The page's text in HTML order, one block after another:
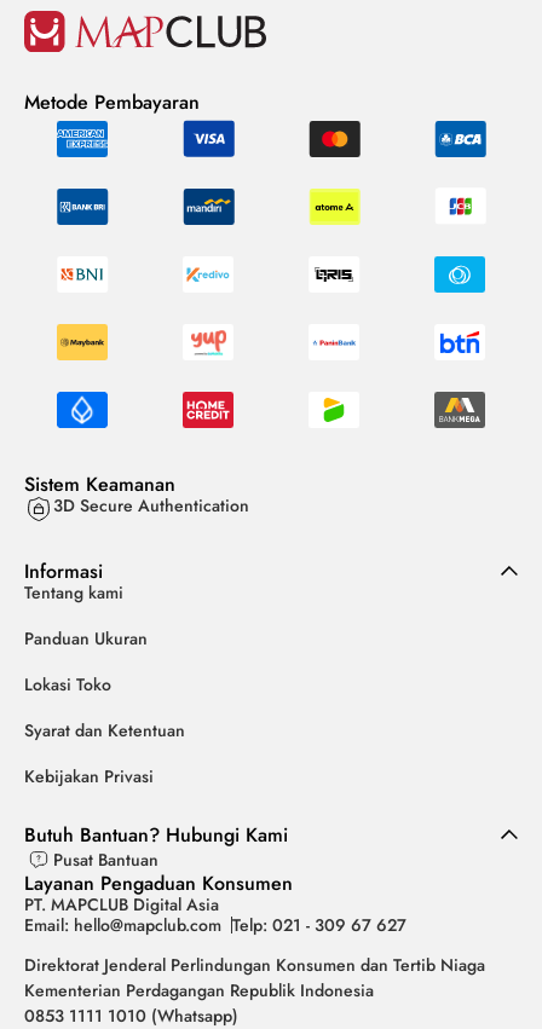
Metode Pembayaran
Sistem Keamanan
3D Secure Authentication
Informasi
Tentang kami
Panduan Ukuran
Lokasi Toko
Syarat dan Ketentuan
Kebijakan Privasi
Butuh Bantuan? Hubungi Kami
Pusat Bantuan
Layanan Pengaduan Konsumen
PT. MAPCLUB Digital Asia
Email: hello@mapclub.com Telp: 021 - 309 67 627
Direktorat Jenderal Perlindungan Konsumen dan Tertib Niaga
Kementerian Perdagangan Republik Indonesia
0853 1111 1010 (Whatsapp)